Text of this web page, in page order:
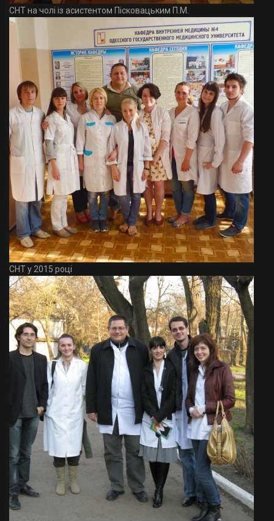
СНТ на чолі із асистентом Пісковацьким П.М.
СНТ у 2015 році